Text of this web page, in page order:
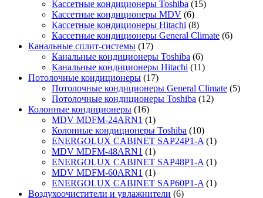
Кассетные кондиционеры Toshiba (15)
Кассетные кондиционеры MDV (6)
Кассетные кондиционеры Hitachi (8)
Кассетные кондиционеры General Climate (6)
Канальные сплит-системы (17)
Канальные кондиционеры Toshiba (6)
Канальные кондиционеры Hitachi (11)
Потолочные кондиционеры (17)
Потолочные кондиционеры General Climate (5)
Потолочные кондиционеры Toshiba (12)
Колонные кондиционеры (16)
MDV MDFM-24ARN1 (1)
Колонные кондиционеры Toshiba (10)
ENERGOLUX CABINET SAP24P1-A (1)
MDV MDFM-48ARN1 (1)
ENERGOLUX CABINET SAP48P1-A (1)
MDV MDFM-60ARN1 (1)
ENERGOLUX CABINET SAP60P1-A (1)
Воздухоочистители и увлажнители (6)